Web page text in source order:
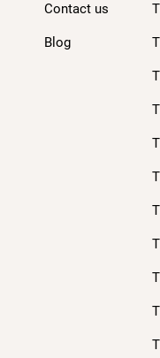
Contact us
Blog